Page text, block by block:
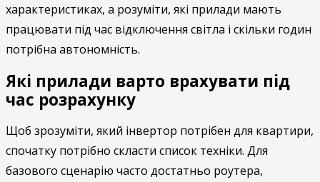
характеристиках, а розуміти, які прилади мають
працювати під час відключення світла і скільки годин
потрібна автономність.
Які прилади варто врахувати під
час розрахунку
Щоб зрозуміти, який інвертор потрібен для квартири,
спочатку потрібно скласти список техніки. Для
базового сценарію часто достатньо роутера,